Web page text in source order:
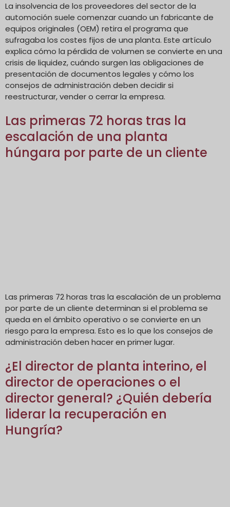
La insolvencia de los proveedores del sector de la
automoción suele comenzar cuando un fabricante de
equipos originales (OEM) retira el programa que
sufragaba los costes fijos de una planta. Este artículo
explica cómo la pérdida de volumen se convierte en una
crisis de liquidez, cuándo surgen las obligaciones de
presentación de documentos legales y cómo los
consejos de administración deben decidir si
reestructurar, vender o cerrar la empresa.
Las primeras 72 horas tras la
escalación de una planta
húngara por parte de un cliente
Las primeras 72 horas tras la escalación de un problema
por parte de un cliente determinan si el problema se
queda en el ámbito operativo o se convierte en un
riesgo para la empresa. Esto es lo que los consejos de
administración deben hacer en primer lugar.
¿El director de planta interino, el
director de operaciones o el
director general? ¿Quién debería
liderar la recuperación en
Hungría?